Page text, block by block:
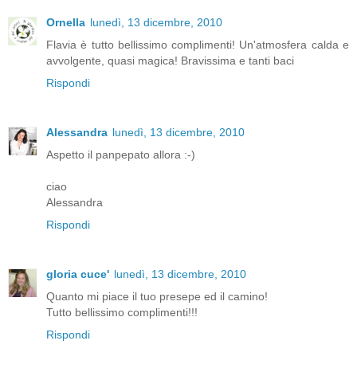
Ornella lunedì, 13 dicembre, 2010
Flavia è tutto bellissimo complimenti! Un'atmosfera calda e
avvolgente, quasi magica! Bravissima e tanti baci
Rispondi
Alessandra lunedì, 13 dicembre, 2010
Aspetto il panpepato allora :-)
ciao
Alessandra
Rispondi
gloria cuce' lunedì, 13 dicembre, 2010
Quanto mi piace il tuo presepe ed il camino!
Tutto bellissimo complimenti!!!
Rispondi